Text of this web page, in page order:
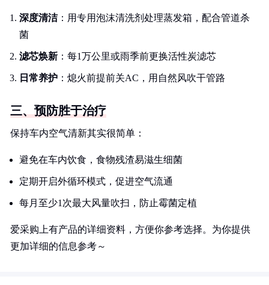
深度清洁：用专用泡沫清洗剂处理蒸发箱，配合管道杀
菌
滤芯焕新 ：每1万公里或雨季前更换活性炭滤芯
日常养护 ：熄火前提前关AC，用自然风吹干管路
三、预防胜于治疗
保持车内空气清新其实很简单：
避免在车内饮食，食物残渣易滋生细菌
定期开启外循环模式，促进空气流通
每月至少1次最大风量吹扫，防止霉菌定植
爱采购上有产品的详细资料，方便你参考选择。为你提供
更加详细的信息参考～